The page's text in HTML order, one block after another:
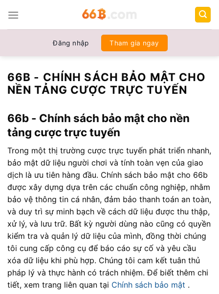
đến
nội
Đăng nhập Tham gia ngay
66B - CHÍNH SÁCH BẢO MẬT CHO
NỀN TẢNG CƯỢC TRỰC TUYẾN
66b - Chính sách bảo mật cho nền
tảng cược trực tuyến
Trong một thị trường cược trực tuyến phát triển nhanh,
bảo mật dữ liệu người chơi và tính toàn vẹn của giao
dịch là ưu tiên hàng đầu. Chính sách bảo mật cho 66b
được xây dựng dựa trên các chuẩn công nghiệp, nhằm
bảo vệ thông tin cá nhân, đảm bảo thanh toán an toàn,
và duy trì sự minh bạch về cách dữ liệu được thu thập,
xử lý, và lưu trữ. Bất kỳ người dùng nào cũng có quyền
kiểm tra và quản lý dữ liệu của mình, đồng thời chúng
tôi cung cấp công cụ để báo cáo sự cố và yêu cầu
xóa dữ liệu khi phù hợp. Chúng tôi cam kết tuân thủ
pháp lý và thực hành có trách nhiệm. Để biết thêm chi
tiết, xem trang liên quan tại Chính sách bảo mật .